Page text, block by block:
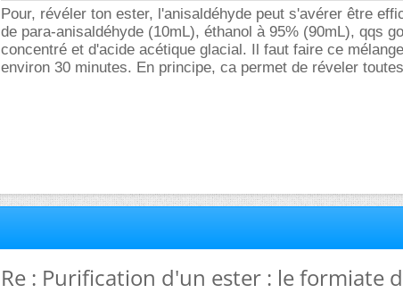
Pour, révéler ton ester, l'anisaldéhyde peut s'avérer être
de para-anisaldéhyde (10mL), éthanol à 95% (90mL), qqs
concentré et d'acide acétique glacial. Il faut faire ce
environ 30 minutes. En principe, ca permet de réveler
Re : Purification d'un ester : le formiate